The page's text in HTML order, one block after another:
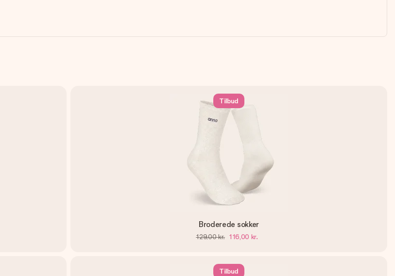
Tilbud
Broderede sokker
129,00 kr. 116,00 kr.
Tilbud